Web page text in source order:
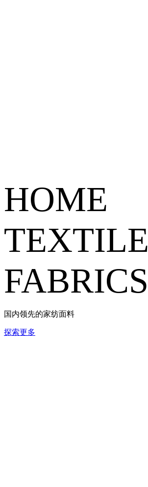
HOME
TEXTILE
FABRICS
国内领先的家纺面料
探索更多